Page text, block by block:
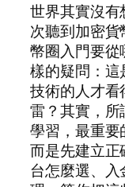
世界其實沒
次聽到加密貨
幣圈入門要從
樣的疑問：
技術的人才
雷？其實，
學習，最重要
而是先建立
台怎麼選、